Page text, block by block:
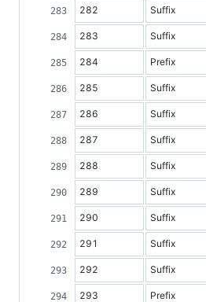
282 Suffix
283 Suffix
284 Prefix
285 Suffix
286 Suffix
287 Suffix
288 Suffix
289 Suffix
290 Suffix
291 Suffix
292 Suffix
293 Prefix